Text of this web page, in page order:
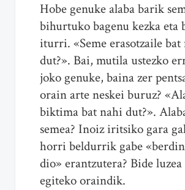
Hobe genuke alaba barik
bihurtuko bagenu kezka eta
iturri. «Seme erasotzaile bat
dut?». Bai, mutila ustezko
joko genuke, baina zer
orain arte neskei buruz?
biktima bat nahi dut?».
semea? Inoiz iritsiko gara
horri beldurrik gabe «berdin
dio» erantzutera? Bide
egiteko oraindik.